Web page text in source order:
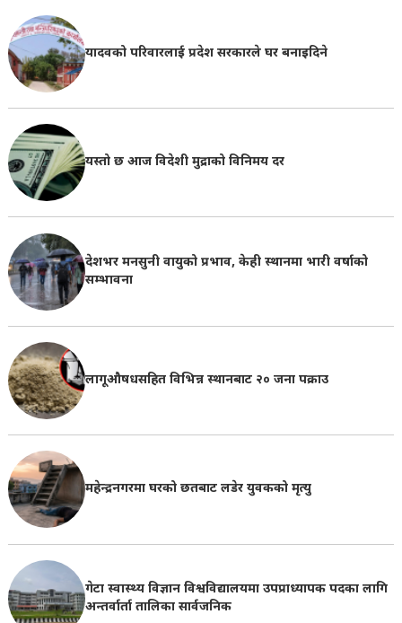
यादवको परिवारलाई प्रदेश सरकारले घर बनाइदिने
यस्तो छ आज विदेशी मुद्राको विनिमय दर
देशभर मनसुनी वायुको प्रभाव, केही स्थानमा भारी वर्षाको
सम्भावना
लागूऔषधसहित विभिन्न स्थानबाट २० जना पक्राउ
महेन्द्रनगरमा घरको छतबाट लडेर युवकको मृत्यु
गेटा स्वास्थ्य विज्ञान विश्वविद्यालयमा उपप्राध्यापक पदका लागि
अन्तर्वार्ता तालिका सार्वजनिक